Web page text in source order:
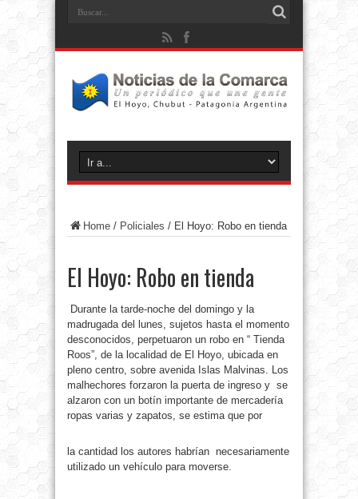
Home / Policiales / El Hoyo: Robo en tienda
El Hoyo: Robo en tienda
Durante la tarde-noche del domingo y la
madrugada del lunes, sujetos hasta el momento
desconocidos, perpetuaron un robo en “ Tienda
Roos”, de la localidad de El Hoyo, ubicada en
pleno centro, sobre avenida Islas Malvinas. Los
malhechores forzaron la puerta de ingreso y se
alzaron con un botín importante de mercadería
ropas varias y zapatos, se estima que por
la cantidad los autores habrían necesariamente
utilizado un vehículo para moverse.